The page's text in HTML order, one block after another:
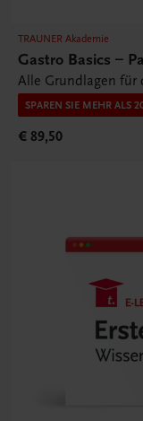
TRAUNER Akademie
Gastro Basics –
Alle Grundlagen für
SPAREN SIE MEHR ALS
€ 89,50